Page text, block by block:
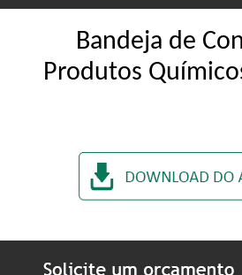
Bandeja de
Produtos